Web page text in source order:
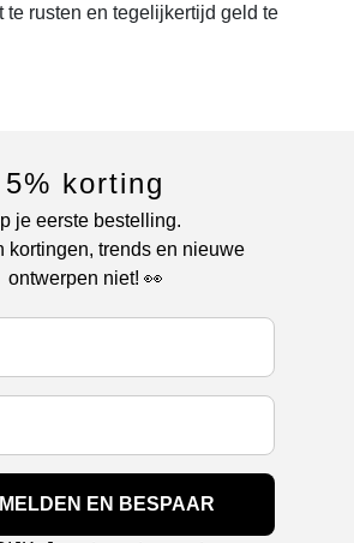
te rusten en tegelijkertijd geld te
5% korting
je eerste bestelling.
kortingen, trends en nieuwe
ontwerpen niet! 👀
EN BESPAAR